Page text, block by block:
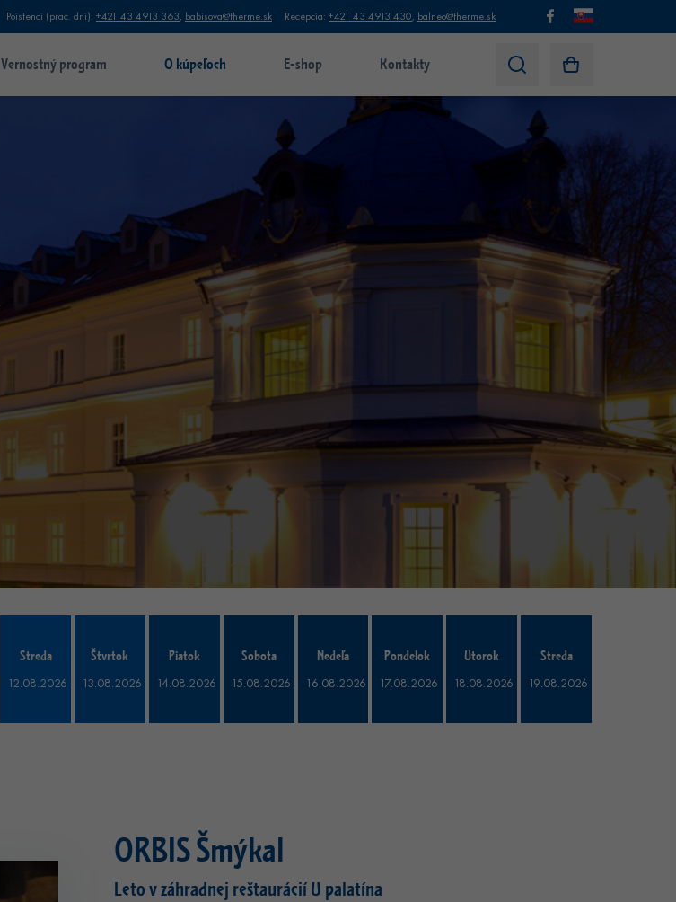
Poistenci (prac. dni): +421 43 4913 363, babisova@therme.sk Recepcia: +421 43 4913 430, balneo@therme.sk
Vernostný program O kúpeľoch E-shop Kontakty
Streda
12.08.2026
Štvrtok
13.08.2026
Piatok
14.08.2026
Sobota
15.08.2026
Nedeľa
16.08.2026
Pondelok
17.08.2026
Utorok
18.08.2026
Streda
19.08.2026
ORBIS Šmýkal
Leto v záhradnej reštaurácií U palatína